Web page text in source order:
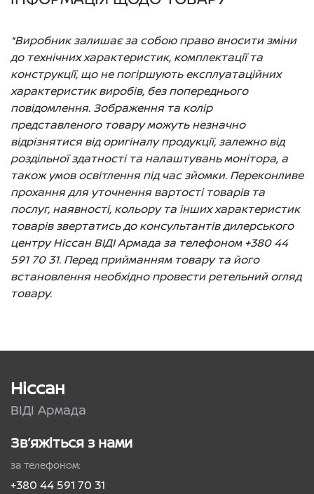
*Виробник залишає за собою право вносити зміни
до технічних характеристик, комплектації та
конструкції, що не погіршують експлуатаційних
характеристик виробів, без попереднього
повідомлення. Зображення та колір
представленого товару можуть незначно
відрізнятися від оригіналу продукції, залежно від
роздільної здатності та налаштувань монітора, а
також умов освітлення під час зйомки. Переконливе
прохання для уточнення вартості товарів та
послуг, наявності, кольору та інших характеристик
товарів звертатись до консультантів дилерського
центру Ніссан ВІДІ Армада за телефоном +380 44
591 70 31. Перед прийманням товару та його
встановлення необхідно провести ретельний огляд
товару.
Ніссан
ВІДІ Армада
Зв’яжіться з нами
за телефоном:
+380 44 591 70 31